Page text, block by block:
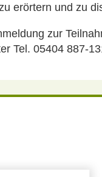
erörtern und zu
zur
Tel. 05404 887-